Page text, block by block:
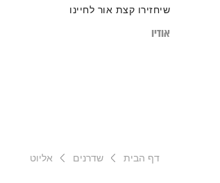
שיחזירו קצת אור לחיינו
אודיו
דף הבית שדרנים אליוט